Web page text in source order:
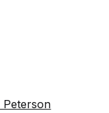
Peterson